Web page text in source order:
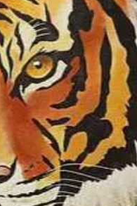
Németország,
Románia,
egyaránt. Munkái
témája az
megnyilatkozása.
a szerelem, a
azok az érzések,
csodálatos és
és tájképek is
ismét új
években exkluzív
felhasználásával
csendéleteket
megrendelések